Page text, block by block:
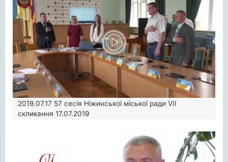
2019.07.17 57 сесія Ніжинської міської ради VII
скликання 17.07.2019